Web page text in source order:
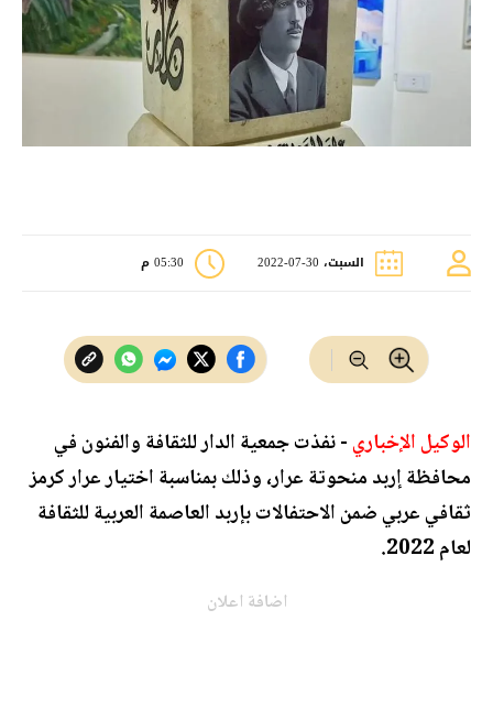
السبت، 30-07-2022 05:30 م
الوكيل الإخباري- نفذت جمعية الدار للثقافة والفنون في
محافظة إربد منحوتة عرار، وذلك بمناسبة اختيار عرار كرمز
ثقافي عربي ضمن الاحتفالات بإربد العاصمة العربية للثقافة
لعام 2022.
اضافة اعلان